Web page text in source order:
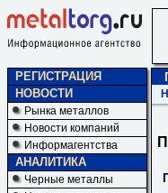
РЕГИСТРАЦИЯ
НОВОСТИ
Рынка металлов
Новости компаний
Информагентства
АНАЛИТИКА
Черные металлы